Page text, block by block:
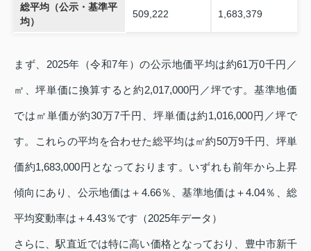
総平均（公示・基準平
均）
509,222 1,683,379
まず、2025年（令和7年）の公示地価平均は約61万0千円／
㎡、坪単価に換算すると約2,017,000円／坪です。基準地価
では㎡単価が約30万7千円、坪単価は約1,016,000円／坪で
す。これらの平均を合わせた総平均は㎡約50万9千円、坪単
価約1,683,000円となっております。いずれも前年から上昇
傾向にあり、公示地価は＋4.66％、基準地価は＋4.04％、総
平均変動率は＋4.43％です（2025年データ）
さらに、駅直近では特に高い価格となっており、豊中市新千